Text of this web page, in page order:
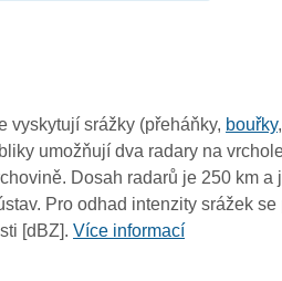
vyskytují srážky (přeháňky, bouřky
umožňují dva radary na
Dosah radarů je 250 km a
Pro odhad intenzity srážek
[dBZ].Více informací